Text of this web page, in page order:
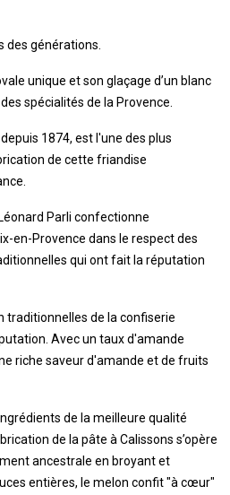
des générations.
unique et son glaçage d’un blanc
spécialités de la Provence.
1874, est l'une des plus
de cette friandise
Parli confectionne
en-Provence dans le respect des
qui ont fait la réputation
traditionnelles de la confiserie
Avec un taux d'amande
riche saveur d'amande et de fruits
de la meilleure qualité
de la pâte à Calissons s’opère
ancestrale en broyant et
entières, le melon confit "à cœur"